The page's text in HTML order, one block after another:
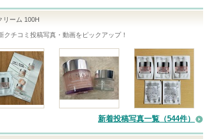
リーム 100H
クチコミ投稿写真・動画をピックアップ！
新着投稿写真一覧（544件）